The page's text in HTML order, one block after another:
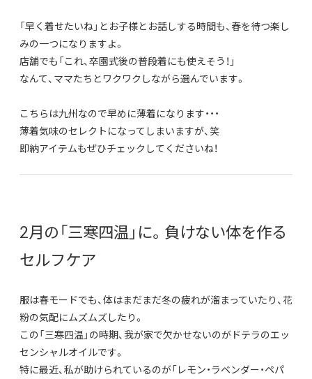
「早く着せたいね」とお子様とお話しする時間も、春を待つ楽し
みの一つになりますよ。
店舗でも「これ、卒園式後の普段着にも使えそう！」
なんて、ママたちとワクワクしながら選んでいます。
こちらは九州なので早めに薄着になります・・・
薄着気味のセレクトになってしまいますが、笑
即納アイテムもぜひチェックしてくださいね！
2月の「三寒四温」に。負けない体を作る
セルフケア
服は春モードでも、体はまだまだ冬の疲れが溜まっていたり、花
粉の気配にムズムズしたり。
この「三寒四温」の時期、我が家で欠かせないのがドテラのエッ
センシャルオイルです。
特に最近、私が助けられているのが「レモン・ラベンダー・ペパ